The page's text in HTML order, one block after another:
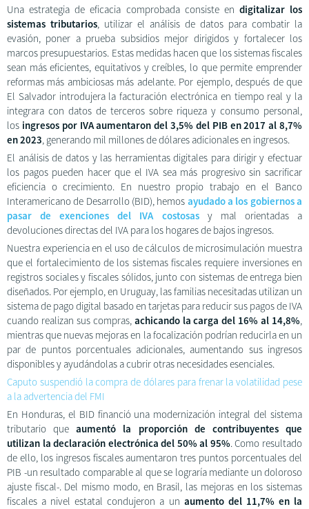
Una estrategia de eficacia comprobada consiste en digitalizar los
sistemas tributarios, utilizar el análisis de datos para combatir la
evasión, poner a prueba subsidios mejor dirigidos y fortalecer los
marcos presupuestarios. Estas medidas hacen que los sistemas fiscales
sean más eficientes, equitativos y creíbles, lo que permite emprender
reformas más ambiciosas más adelante. Por ejemplo, después de que
El Salvador introdujera la facturación electrónica en tiempo real y la
integrara con datos de terceros sobre riqueza y consumo personal,
los ingresos por IVA aumentaron del 3,5% del PIB en 2017 al 8,7%
en 2023, generando mil millones de dólares adicionales en ingresos.
El análisis de datos y las herramientas digitales para dirigir y efectuar
los pagos pueden hacer que el IVA sea más progresivo sin sacrificar
eficiencia o crecimiento. En nuestro propio trabajo en el Banco
Interamericano de Desarrollo (BID), hemos ayudado a los gobiernos a
pasar de exenciones del IVA costosas
y mal orientadas a
devoluciones directas del IVA para los hogares de bajos ingresos.
Nuestra experiencia en el uso de cálculos de microsimulación muestra
que el fortalecimiento de los sistemas fiscales requiere inversiones en
registros sociales y fiscales sólidos, junto con sistemas de entrega bien
diseñados. Por ejemplo, en Uruguay, las familias necesitadas utilizan un
sistema de pago digital basado en tarjetas para reducir sus pagos de IVA
cuando realizan sus compras, achicando la carga del 16% al 14,8%,
mientras que nuevas mejoras en la focalización podrían reducirla en un
par de puntos porcentuales adicionales, aumentando sus ingresos
disponibles y ayudándolas a cubrir otras necesidades esenciales.
Caputo suspendió la compra de dólares para frenar la volatilidad pese
a la advertencia del FMI
En Honduras, el BID financió una modernización integral del sistema
tributario que aumentó la proporción de contribuyentes que
utilizan la declaración electrónica del 50% al 95%. Como resultado
de ello, los ingresos fiscales aumentaron tres puntos porcentuales del
PIB -un resultado comparable al que se lograría mediante un doloroso
ajuste fiscal-. Del mismo modo, en Brasil, las mejoras en los sistemas
fiscales a nivel estatal condujeron a un aumento del 11,7% en la